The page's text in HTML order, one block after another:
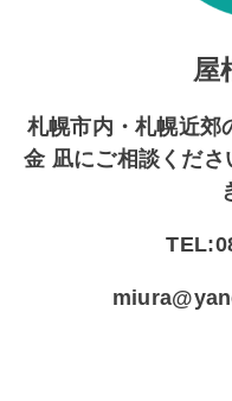
屋
札幌市内・札幌近郊
金 凪にご相談くだ